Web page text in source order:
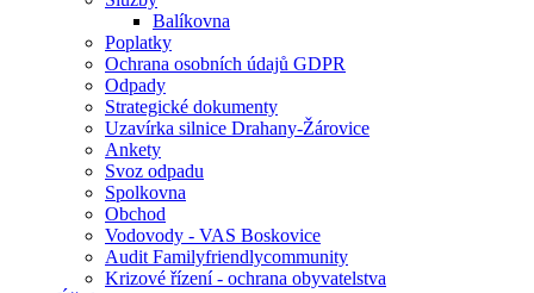
Balíkovna
Poplatky
Ochrana osobních údajů GDPR
Odpady
Strategické dokumenty
Uzavírka silnice Drahany-Žárovice
Ankety
Svoz odpadu
Spolkovna
Obchod
Vodovody - VAS Boskovice
Audit Familyfriendlycommunity
Krizové řízení - ochrana obyvatelstva